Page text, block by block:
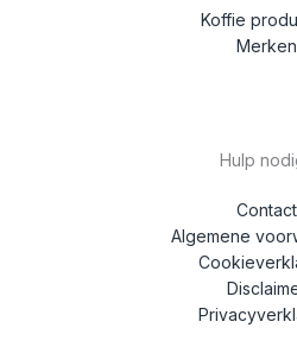
Koffie
Merken
Hulp
Contact
Algemene